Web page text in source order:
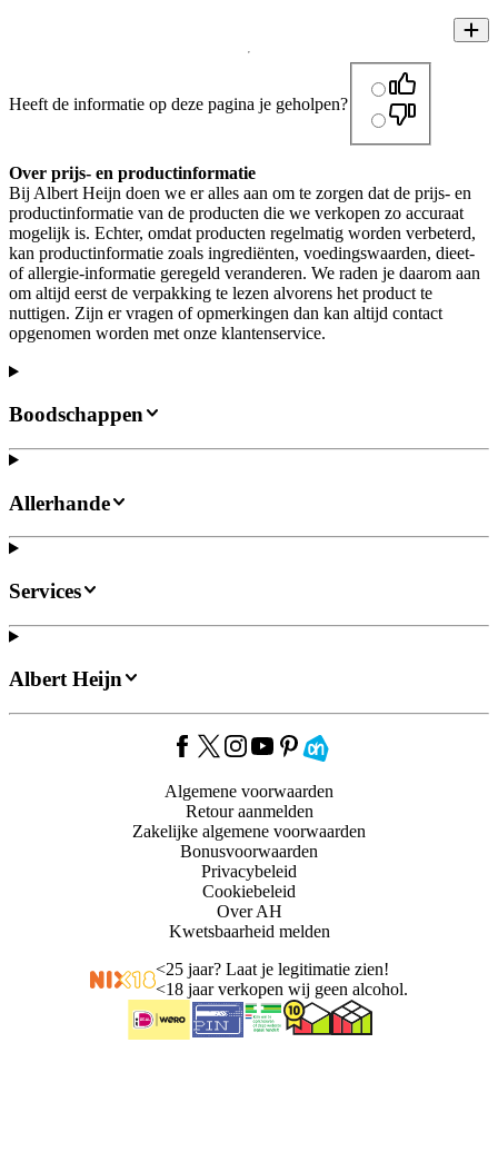
Heeft de informatie op deze pagina je geholpen?
Over prijs- en productinformatie
Bij Albert Heijn doen we er alles aan om te zorgen dat de prijs- en
productinformatie van de producten die we verkopen zo accuraat
mogelijk is. Echter, omdat producten regelmatig worden verbeterd,
kan productinformatie zoals ingrediënten, voedingswaarden, dieet-
of allergie-informatie geregeld veranderen. We raden je daarom aan
om altijd eerst de verpakking te lezen alvorens het product te
nuttigen. Zijn er vragen of opmerkingen dan kan altijd contact
opgenomen worden met onze klantenservice.
Boodschappen
Allerhande
Services
Albert Heijn
Algemene voorwaarden
Retour aanmelden
Zakelijke algemene voorwaarden
Bonusvoorwaarden
Privacybeleid
Cookiebeleid
Over AH
Kwetsbaarheid melden
<25 jaar? Laat je legitimatie zien!
<18 jaar verkopen wij geen alcohol.